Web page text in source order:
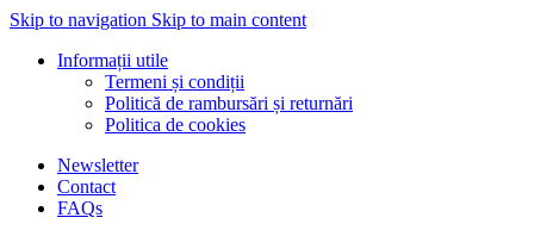
Skip to navigation Skip to main content
Informații utile
Termeni și condiții
Politică de rambursări și returnări
Politica de cookies
Newsletter
Contact
FAQs